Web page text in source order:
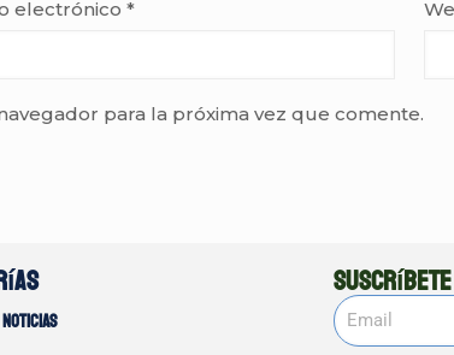
electrónico*
para la próxima vez que comente.